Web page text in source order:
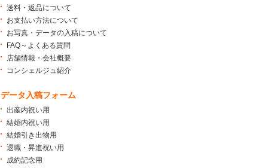
送料・返品について
お支払い方法について
お写真・データの入稿について
FAQ～よくある質問
店舗情報・会社概要
コンシェルジュ紹介
データ入稿フォーム
出産内祝い用
結婚内祝い用
結婚引き出物用
退職・昇進祝い用
成約記念用